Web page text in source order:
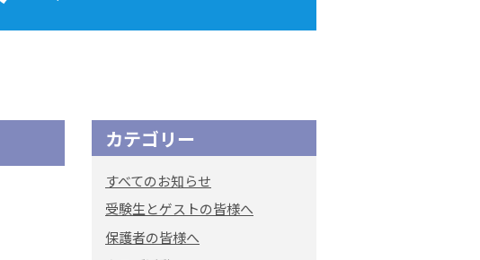
カテゴリー
すべてのお知らせ
受験生とゲストの皆様へ
保護者の皆様へ